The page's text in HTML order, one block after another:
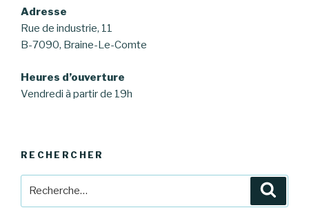
Adresse
Rue de industrie, 11
B-7090, Braine-Le-Comte
Heures d’ouverture
Vendredi à partir de 19h
RECHERCHER